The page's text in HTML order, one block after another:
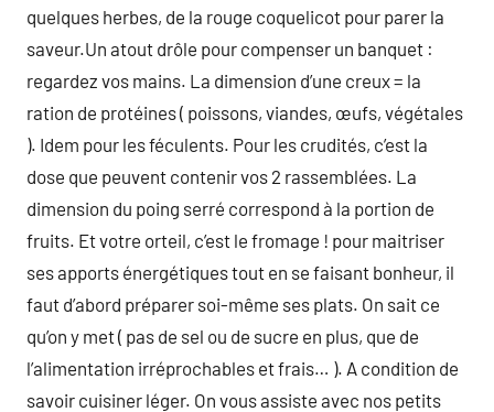
quelques herbes, de la rouge coquelicot pour parer la
saveur.Un atout drôle pour compenser un banquet :
regardez vos mains. La dimension d’une creux = la
ration de protéines ( poissons, viandes, œufs, végétales
). Idem pour les féculents. Pour les crudités, c’est la
dose que peuvent contenir vos 2 rassemblées. La
dimension du poing serré correspond à la portion de
fruits. Et votre orteil, c’est le fromage ! pour maitriser
ses apports énergétiques tout en se faisant bonheur, il
faut d’abord préparer soi-même ses plats. On sait ce
qu’on y met ( pas de sel ou de sucre en plus, que de
l’alimentation irréprochables et frais… ). A condition de
savoir cuisiner léger. On vous assiste avec nos petits